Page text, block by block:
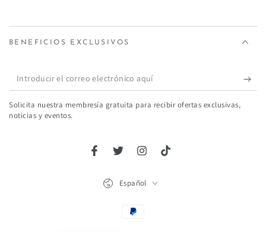
BENEFICIOS EXCLUSIVOS
Introducir
el
correo
Solicita nuestra membresía gratuita para recibir ofertas exclusivas,
noticias y eventos.
FacebookTwitterInstagramTikTok
Español